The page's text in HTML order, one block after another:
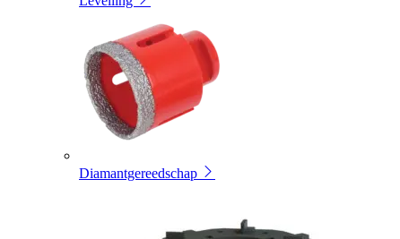
Diamantgereedschap